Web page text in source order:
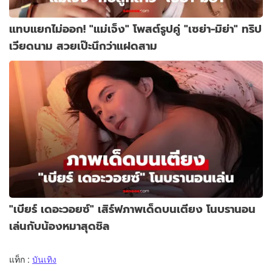
แทบแยกไม่ออก! "แม่เจ็ง" โพสต์รูปคู่ "เซย่า-มิย่า" ทริป
เวียดนาม สวยเป๊ะนึกว่าแฝดสาม
"เบียร์ เดอะวอยซ์" เสิร์ฟภาพเด็ดบนเตียง โนบรานอน
เล่นกับน้องหมาสุดชิล
แท็ก : บันเทิง